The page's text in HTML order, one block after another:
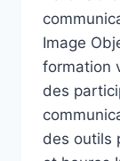
Image
formation
des
des outils